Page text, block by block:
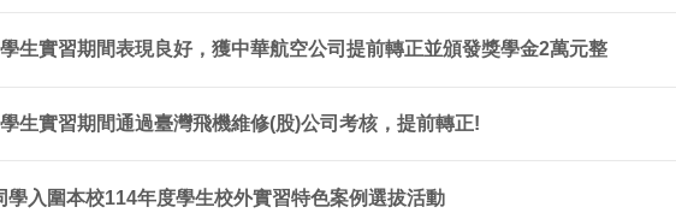
生實習期間表現良好，獲中華航空公司提前轉正並頒發獎學金2萬元整
生實習期間通過臺灣飛機維修(股)公司考核，提前轉正!
學入圍本校114年度學生校外實習特色案例選拔活動